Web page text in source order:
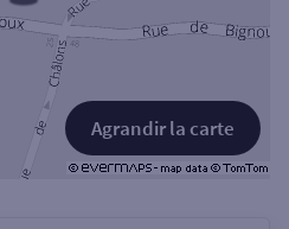
Agrandir la carte